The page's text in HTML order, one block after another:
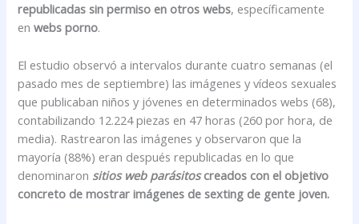
republicadas sin permiso en otros webs, específicamente
enwebs porno.
El estudio observó a intervalos durante cuatro semanas (el
pasado mes de septiembre) las imágenes y vídeos sexuales
que publicaban niños y jóvenes en determinados webs (68),
contabilizando 12.224 piezas en 47 horas (260 por hora, de
media). Rastrearon las imágenes y observaron que la
mayoría (88%) eran después republicadas en lo que
denominaron sitios web parásitoscreados con el objetivo
concreto de mostrar imágenes de sexting de gente joven.